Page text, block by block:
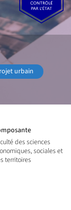
urbain
des sciences
sociales et
territoires